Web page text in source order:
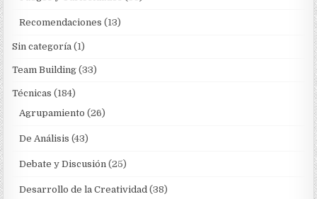
Recomendaciones (13)
Sin categoría (1)
Team Building (33)
Técnicas (184)
Agrupamiento (26)
De Análisis (43)
Debate y Discusión (25)
Desarrollo de la Creatividad (38)